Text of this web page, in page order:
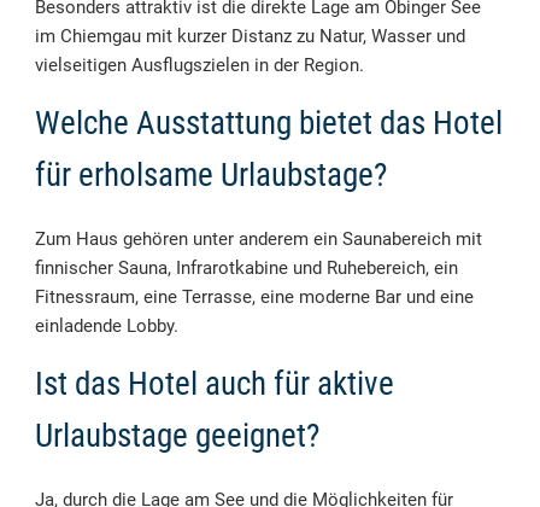
Besonders attraktiv ist die direkte Lage am Obinger See
im Chiemgau mit kurzer Distanz zu Natur, Wasser und
vielseitigen Ausflugszielen in der Region.
Welche Ausstattung bietet das Hotel
für erholsame Urlaubstage?
Zum Haus gehören unter anderem ein Saunabereich mit
finnischer Sauna, Infrarotkabine und Ruhebereich, ein
Fitnessraum, eine Terrasse, eine moderne Bar und eine
einladende Lobby.
Ist das Hotel auch für aktive
Urlaubstage geeignet?
Ja, durch die Lage am See und die Möglichkeiten für